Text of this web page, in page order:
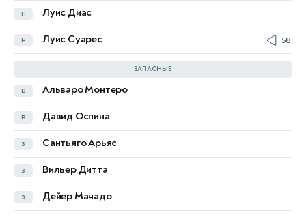
п Луис Диас
н Луис Суарес 58'
ЗАПАСНЫЕ
в Альваро Монтеро
в Давид Оспина
з Сантьяго Арьяс
з Вильер Дитта
з Дейер Мачадо
н Седрик Бакамбу
Ngal'ayel Mukau
в Маттьё Эполо
в Тимоти Фаюлу
з Дилан Батубинсика
з Жедеон Калулу
з Жорис Кайембе